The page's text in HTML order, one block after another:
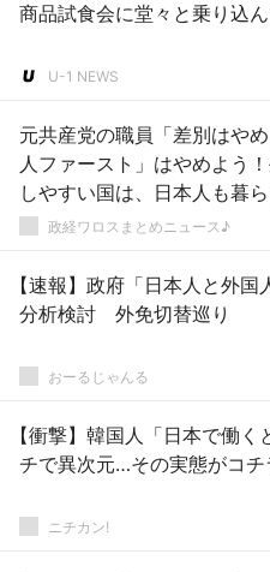
商品試食会に堂々と乗り込
U-1 NEWS
元共産党の職員「差別はや
人ファースト」はやめよう
しやすい国は、日本人も暮
いない！事実を見よう！」
政経ワロスまとめニュース♪
【速報】政府「日本人と外
分析検討 外免切替巡り
おーるじゃんる
【衝撃】韓国人「日本で働
チで異次元…その実態がコチ
ニチカン!